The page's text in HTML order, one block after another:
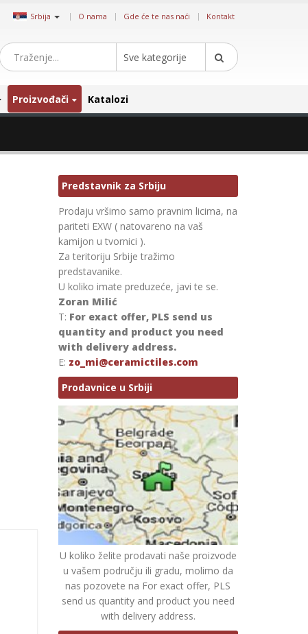
Srbija | O nama Gde će te nas naći Kontakt
Sve kategorije
Proizvođači Katalozi
Predstavnik za Srbiju
Prodaju vršimo samo pravnim licima, na
pariteti EXW ( natovareno na vaš
kamijon u tvornici ).
Za teritoriju Srbije tražimo
predstavanike.
U koliko imate preduzeće, javi te se.
Zoran Milić
T: For exact offer, PLS send us
quantity and product you need
with delivery address.
E: zo_mi@ceramictiles.com
Prodavnice u Srbiji
U koliko želite prodavati naše proizvode
u vašem području ili gradu, molimo da
nas pozovete na For exact offer, PLS
send us quantity and product you need
with delivery address.